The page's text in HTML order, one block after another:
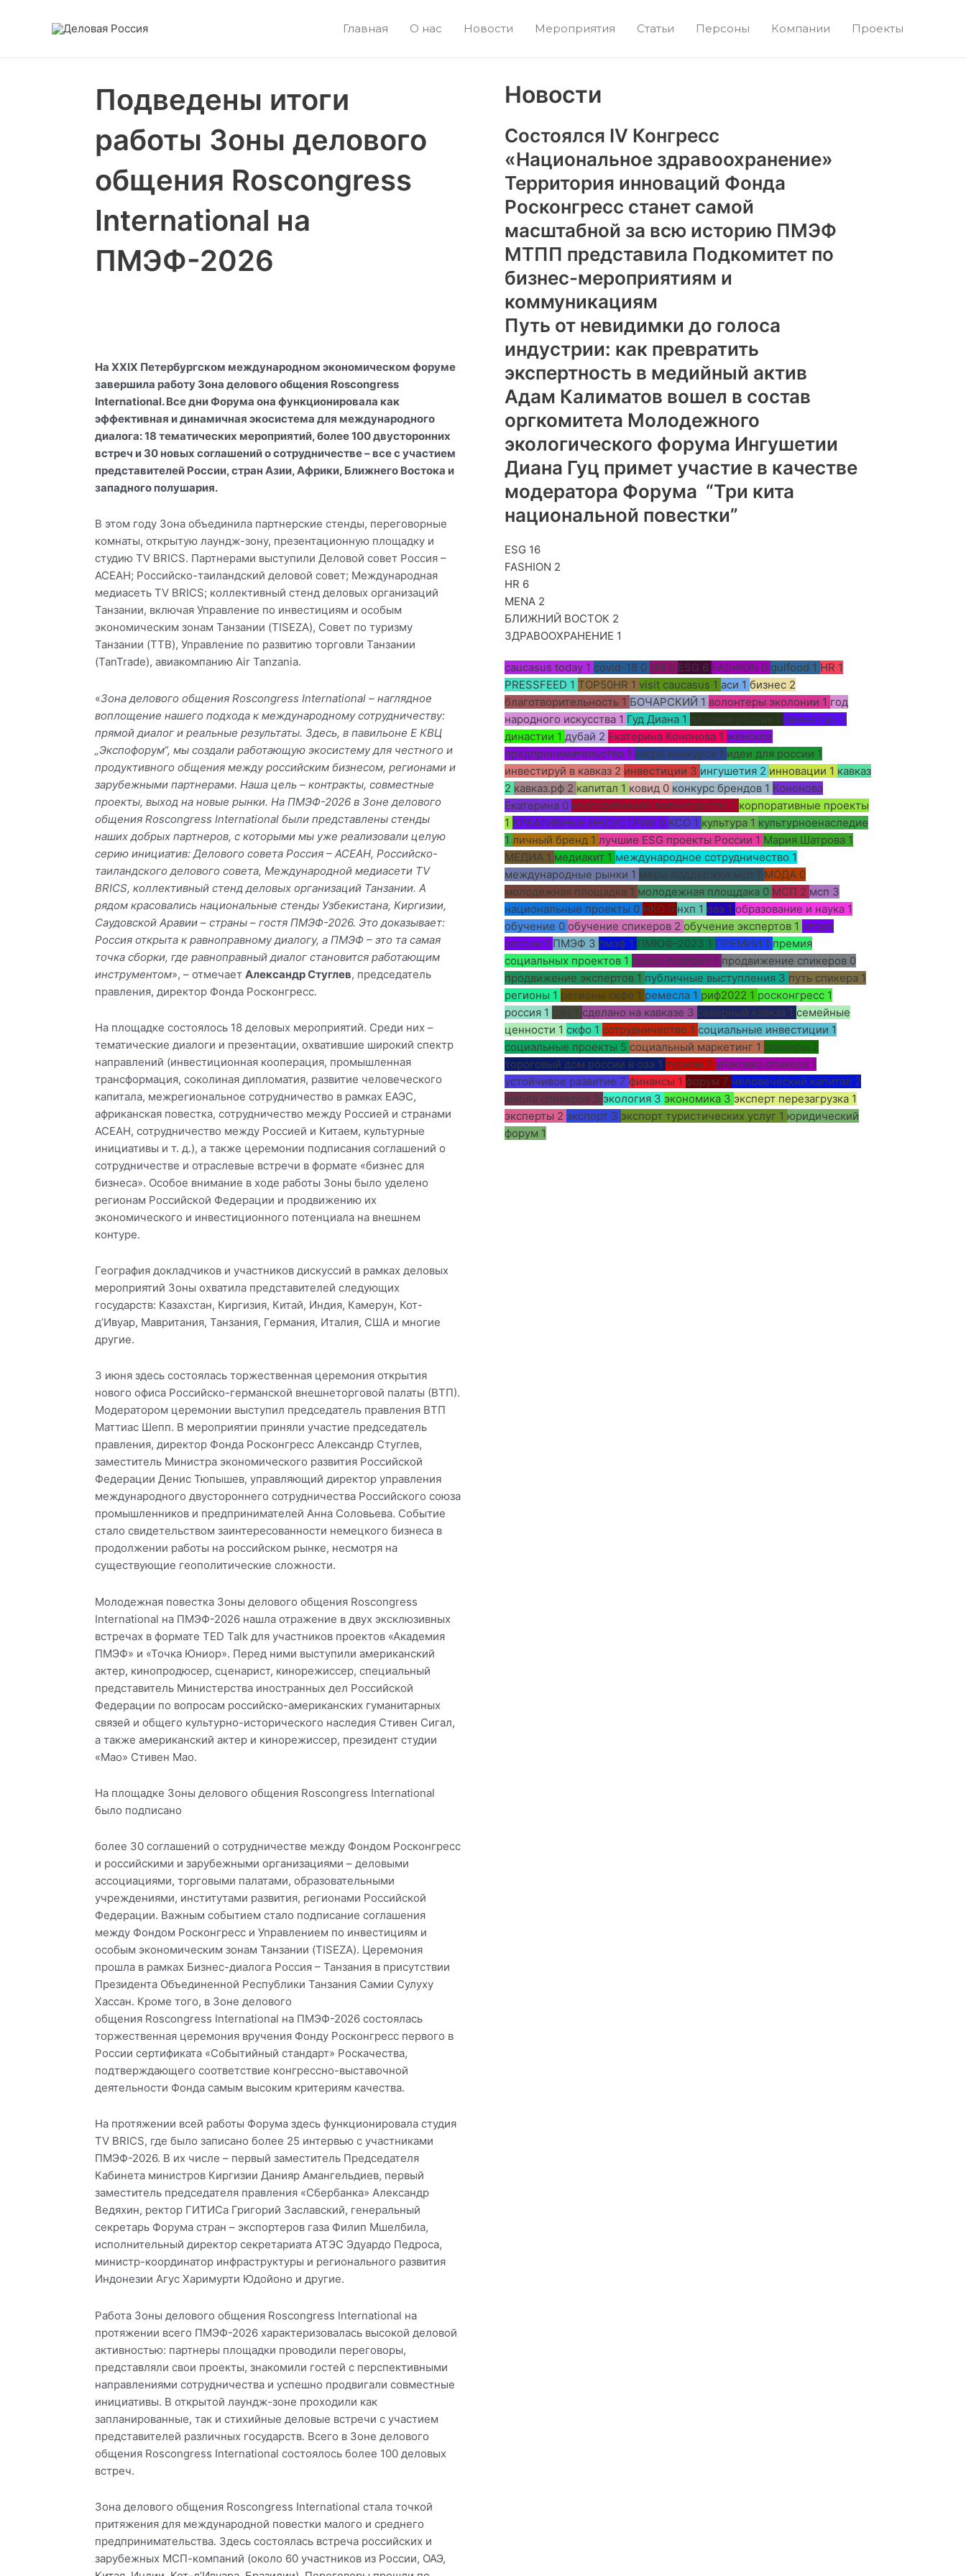
Главная О нас Новости Мероприятия Статьи Персоны Компании Проекты
Подведены итоги
работы Зоны делового
общения Roscongress
International на
ПМЭФ-2026
e
o
n
v
k
e
o
n
o
d
n
o
k
a
s
s
n
i
k
i
e
o
n
t
e
l
e
g
a
m
e
o
n
w
h
a
t
s
p
p
На XXIX Петербургском международном экономическом форуме
завершила работу Зона делового общения Roscongress
International. Все дни Форума она функционировала как
эффективная и динамичная экосистема для международного
диалога: 18 тематических мероприятий, более 100 двусторонних
встреч и 30 новых соглашений о сотрудничестве – все с участием
представителей России, стран Азии, Африки, Ближнего Востока и
западного полушария.
В этом году Зона объединила партнерские стенды, переговорные
комнаты, открытую лаундж-зону, презентационную площадку и
студию TV BRICS. Партнерами выступили Деловой совет Россия –
АСЕАН; Российско-таиландский деловой совет; Международная
медиасеть TV BRICS; коллективный стенд деловых организаций
Танзании, включая Управление по инвестициям и особым
экономическим зонам Танзании (TISEZA), Совет по туризму
Танзании (TTB), Управление по развитию торговли Танзании
(TanTrade), авиакомпанию Air Tanzania.
«Зона делового общения Roscongress International – наглядное
воплощение нашего подхода к международному сотрудничеству:
прямой диалог и реальные результаты. Здесь, в павильоне Е КВЦ
„Экспофорум“, мы создали работающую экосистему для честного и
продуктивного общения между российским бизнесом, регионами и
зарубежными партнерами. Наша цель – контракты, совместные
проекты, выход на новые рынки. На ПМЭФ-2026 в Зоне делового
общения Roscongress International были представлены стенды
наших добрых партнеров, с которыми мы уже реализовали целую
серию инициатив: Делового совета Россия – АСЕАН, Российско-
таиландского делового совета, Международной медиасети TV
BRICS, коллективный стенд деловых организаций Танзании. А
рядом красовались национальные стенды Узбекистана, Киргизии,
Саудовской Аравии – страны – гостя ПМЭФ-2026. Это доказывает:
Россия открыта к равноправному диалогу, а ПМЭФ – это та самая
точка сборки, где равноправный диалог становится работающим
инструментом», – отмечает Александр Стуглев, председатель
правления, директор Фонда Росконгресс.
На площадке состоялось 18 деловых мероприятий. Среди них –
тематические диалоги и презентации, охватившие широкий спектр
направлений (инвестиционная кооперация, промышленная
трансформация, соколиная дипломатия, развитие человеческого
капитала, межрегиональное сотрудничество в рамках ЕАЭС,
африканская повестка, сотрудничество между Россией и странами
АСЕАН, сотрудничество между Россией и Китаем, культурные
инициативы и т. д.), а также церемонии подписания соглашений о
сотрудничестве и отраслевые встречи в формате «бизнес для
бизнеса». Особое внимание в ходе работы Зоны было уделено
регионам Российской Федерации и продвижению их
экономического и инвестиционного потенциала на внешнем
контуре.
География докладчиков и участников дискуссий в рамках деловых
мероприятий Зоны охватила представителей следующих
государств: Казахстан, Киргизия, Китай, Индия, Камерун, Кот-
д’Ивуар, Мавритания, Танзания, Германия, Италия, США и многие
другие.
3 июня здесь состоялась торжественная церемония открытия
нового офиса Российско-германской внешнеторговой палаты (ВТП).
Модератором церемонии выступил председатель правления ВТП
Маттиас Шепп. В мероприятии приняли участие председатель
правления, директор Фонда Росконгресс Александр Стуглев,
заместитель Министра экономического развития Российской
Федерации Денис Тюпышев, управляющий директор управления
международного двустороннего сотрудничества Российского союза
промышленников и предпринимателей Анна Соловьева. Событие
стало свидетельством заинтересованности немецкого бизнеса в
продолжении работы на российском рынке, несмотря на
существующие геополитические сложности.
Молодежная повестка Зоны делового общения Roscongress
International на ПМЭФ-2026 нашла отражение в двух эксклюзивных
встречах в формате TED Talk для участников проектов «Академия
ПМЭФ» и «Точка Юниор». Перед ними выступили американский
актер, кинопродюсер, сценарист, кинорежиссер, специальный
представитель Министерства иностранных дел Российской
Федерации по вопросам российско-американских гуманитарных
связей и общего культурно-исторического наследия Стивен Сигал,
а также американский актер и кинорежиссер, президент студии
«Мао» Стивен Мао.
На площадке Зоны делового общения Roscongress International
было подписано
более 30 соглашений о сотрудничестве между Фондом Росконгресс
и российскими и зарубежными организациями – деловыми
ассоциациями, торговыми палатами, образовательными
учреждениями, институтами развития, регионами Российской
Федерации. Важным событием стало подписание соглашения
между Фондом Росконгресс и Управлением по инвестициям и
особым экономическим зонам Танзании (TISEZA). Церемония
прошла в рамках Бизнес-диалога Россия – Танзания в присутствии
Президента Объединенной Республики Танзания Самии Сулуху
Хассан. Кроме того, в Зоне делового
общения Roscongress International на ПМЭФ-2026 состоялась
торжественная церемония вручения Фонду Росконгресс первого в
России сертификата «Событийный стандарт» Роскачества,
подтверждающего соответствие конгрессно-выставочной
деятельности Фонда самым высоким критериям качества.
На протяжении всей работы Форума здесь функционировала студия
TV BRICS, где было записано более 25 интервью с участниками
ПМЭФ-2026. В их числе – первый заместитель Председателя
Кабинета министров Киргизии Данияр Амангельдиев, первый
заместитель председателя правления «Сбербанка» Александр
Ведяхин, ректор ГИТИСа Григорий Заславский, генеральный
секретарь Форума стран – экспортеров газа Филип Мшелбила,
исполнительный директор секретариата АТЭС Эдуардо Педроса,
министр-координатор инфраструктуры и регионального развития
Индонезии Агус Харимурти Юдойоно и другие.
Работа Зоны делового общения Roscongress International на
протяжении всего ПМЭФ-2026 характеризовалась высокой деловой
активностью: партнеры площадки проводили переговоры,
представляли свои проекты, знакомили гостей с перспективными
направлениями сотрудничества и успешно продвигали совместные
инициативы. В открытой лаундж-зоне проходили как
запланированные, так и стихийные деловые встречи с участием
представителей различных государств. Всего в Зоне делового
общения Roscongress International состоялось более 100 деловых
встреч.
Зона делового общения Roscongress International стала точкой
притяжения для международной повестки малого и среднего
предпринимательства. Здесь состоялась встреча российских и
зарубежных МСП-компаний (около 60 участников из России, ОАЭ,
Новости
Состоялся IV Конгресс
«Национальное здравоохранение»
Территория инноваций Фонда
Росконгресс станет самой
масштабной за всю историю ПМЭФ
МТПП представила Подкомитет по
бизнес-мероприятиям и
коммуникациям
Путь от невидимки до голоса
индустрии: как превратить
экспертность в медийный актив
Адам Калиматов вошел в состав
оргкомитета Молодежного
экологического форума Ингушетии
Диана Гуц примет участие в качестве
модератора Форума “Три кита
национальной повестки”
ESG 16
FASHION 2
HR 6
MENA 2
БЛИЖНИЙ ВОСТОК 2
ЗДРАВООХРАНЕНИЕ 1
caucasus today 1 covid-18 0 ctd 0 ESG 6 FASHION 0 gulfood 1 HR 1
PRESSFEED 1 TOP50HR 1 visit caucasus 1 аси 1 бизнес 2
благотворительность 1 БОЧАРСКИЙ 1 волонтеры эколонии 1 год
народного искусства 1 Гуд Диана 1 деловая россия 1 Диана Гуц 2
династии 1 дубай 2 Екатерина Кононова 1 женское
предпринимательство 1 жюри конкурса 1 идеи для россии 1
инвестируй в кавказ 2 инвестиции 3 ингушетия 2 инновации 1 кавказ
2 кавказ.рф 2 капитал 1 ковид 0 конкурс брендов 1 Кононова
Екатерина 0 корпоративное волонтерство 1 корпоративные проекты
1 КРЕАТИВНЫЕ ИНДУСТРИИ 0 КСО 1 культура 1 культурноенаследие
1 личный бренд 1 лучшие ESG проекты России 1 Мария Шатрова 1
МЕДИА 1 медиакит 1 международное сотрудничество 1
международные рынки 1 меры поддержки мсп 1 МОДА 0
молодежная площадка 1 молодежная площдака 0 МСП 2 мсп 3
национальные проекты 0 НКО 0 нхп 1 оаэ 1 образование и наука 1
обучение 0 обучение спикеров 2 обучение экспертов 1 опора
россии 1 ПМЭФ 3 пмэф 1 ПМЮФ-2023 1 ПРЕМИИ 1 премия
социальных проектов 1 пресс-портрет 1 продвижение спикеров 0
продвижение экспертов 1 публичные выступления 3 путь спикера 1
регионы 1 регионы скфо 1 ремесла 1 риф2022 1 росконгресс 1
россия 1 сделано на кавказе 3 северный кавказ 1 семейные
ценности 1 скфо 1 сотрудничество 1 социальные инвестиции 1
социальные проекты 5 социальный маркетинг 1 спикеры 2
тороговый дом россии в оаэ 1 туризм 2 упаковка спикера 1
устойчивое развитие 7 финансы 1 форум 7 человеческий капитал 2
школа спикеров 3 экология 3 экономика 3 эксперт перезагрузка 1
эксперты 2 экспорт 3 экспорт туристических услуг 1 юридический
форум 1